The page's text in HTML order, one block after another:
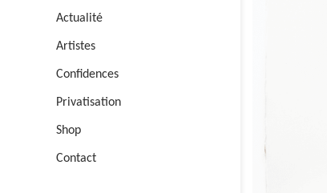
Actualité
Artistes
Confidences
Privatisation
Shop
Contact